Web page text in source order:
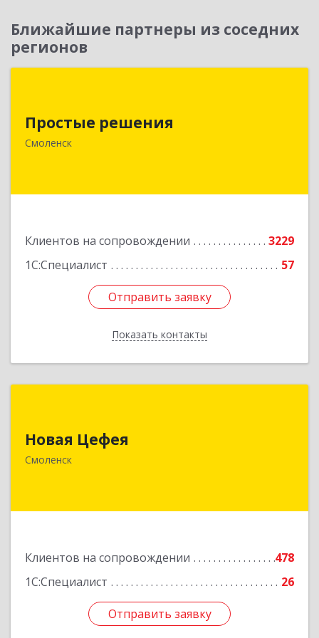
Ближайшие партнеры из соседних
регионов
Простые решения
Смоленск
Клиентов на сопровождении
3229
1С:Специалист
57
Отправить заявку
Показать контакты
214015, Смоленская обл, Смоленск г, Большая
Отправить заявку
Назад
Новая Цефея
Смоленск
Клиентов на сопровождении
478
1С:Специалист
26
Отправить заявку
214018, Смоленская обл, Смоленск г, Раевского
Отправить заявку